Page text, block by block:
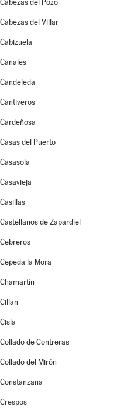
Cabezas del Pozo
Cabezas del Villar
Cabizuela
Canales
Candeleda
Cantiveros
Cardeñosa
Casas del Puerto
Casasola
Casavieja
Casillas
Castellanos de Zapardiel
Cebreros
Cepeda la Mora
Chamartín
Cillán
Cisla
Collado de Contreras
Collado del Mirón
Constanzana
Crespos